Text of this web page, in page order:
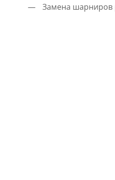
Замена шарниров